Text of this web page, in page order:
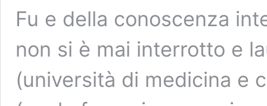
Fu e della conoscenza
non si è mai interrotto e
(università di medicina e